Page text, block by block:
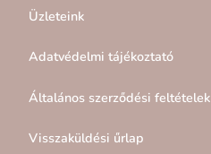
Üzleteink
Adatvédelmi tájékoztató
Általános szerződési feltételek
Visszaküldési űrlap